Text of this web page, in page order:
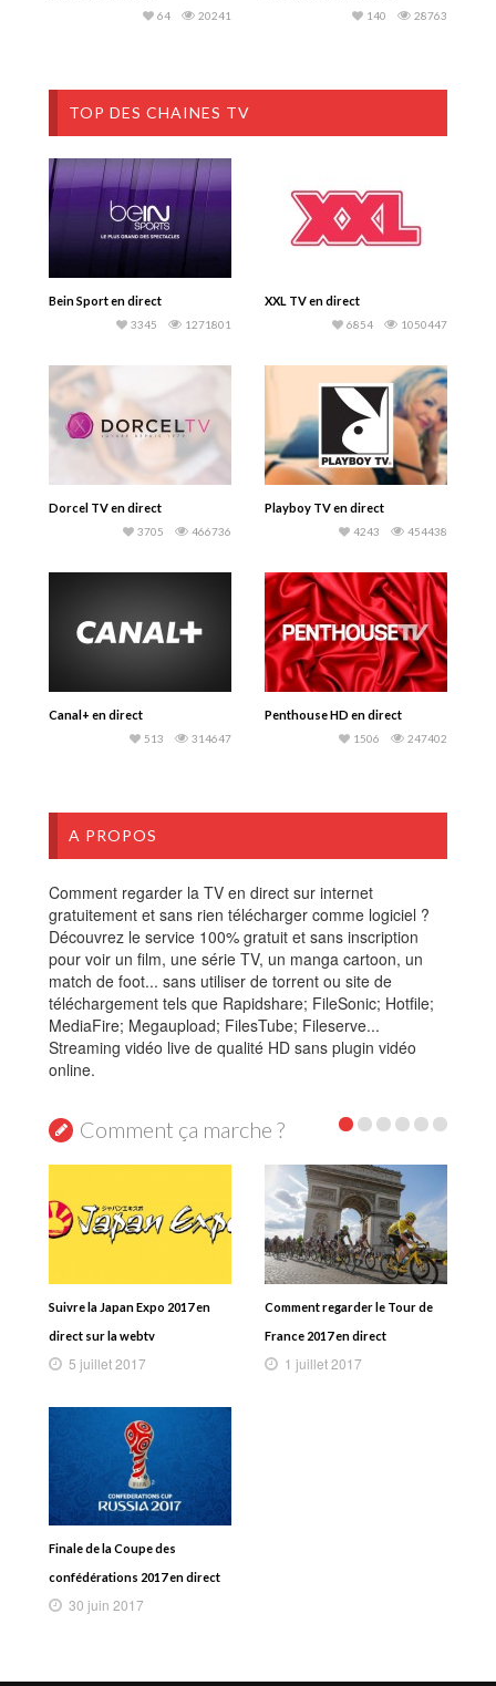
20241
64 28763
140
TOP DES CHAINES TV
Bein Sport en direct
1271801
3345
XXL TV en direct
1050447
6854
Dorcel TV en direct
466736
3705
Playboy TV en direct
454438
4243
Canal+ en direct
314647
513
Penthouse HD en direct
247402
1506
A PROPOS
Comment regarder la TV en direct sur internet
gratuitement et sans rien télécharger comme logiciel ?
Découvrez le service 100% gratuit et sans inscription
pour voir un film, une série TV, un manga cartoon, un
match de foot... sans utiliser de torrent ou site de
téléchargement tels que Rapidshare; FileSonic; Hotfile;
MediaFire; Megaupload; FilesTube; Fileserve...
Streaming vidéo live de qualité HD sans plugin vidéo
online.
Comment ça marche ?
Suivre la Japan Expo 2017 en
direct sur la webtv
5 juillet 2017
Comment regarder le Tour de
France 2017 en direct
1 juillet 2017
Finale de la Coupe des
confédérations 2017 en direct
30 juin 2017